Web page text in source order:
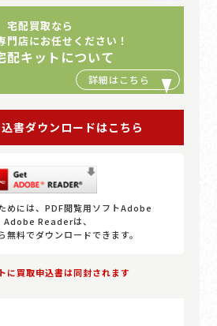
宅配買取なら
門店にお任せください！
配キットについて
書ダウンロードはこちら
めには、PDF閲覧用ソフトAdobe
Readerは、
料でダウンロードできます。
に買取申込書は同封されます